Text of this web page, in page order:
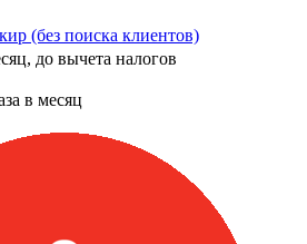
(без поиска клиентов)
до вычета налогов
в месяц